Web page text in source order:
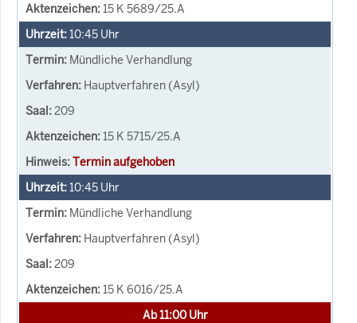
15 K 5689/25.A
10:45 Uhr
Mündliche Verhandlung
Hauptverfahren (Asyl)
209
15 K 5715/25.A
Termin aufgehoben
10:45 Uhr
Mündliche Verhandlung
Hauptverfahren (Asyl)
209
15 K 6016/25.A
Ab 11:00 Uhr